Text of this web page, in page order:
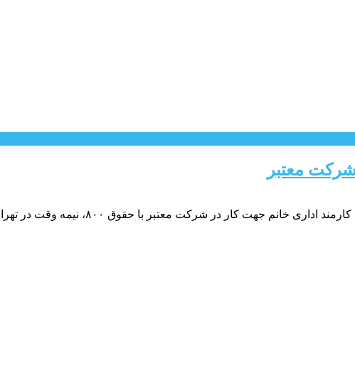
معتبر
شرکت معتبر با حقوق ۸۰۰، نیمه وقت در تهران نیازمندیم. داوطلبان واجد